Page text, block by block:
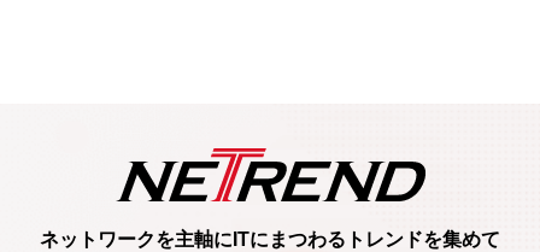
ネットワークを主軸に ITにまつわるトレンドを集めて